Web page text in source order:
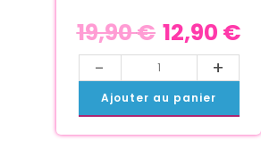
19,90€ 12,90 €
- +
Ajouter au panier